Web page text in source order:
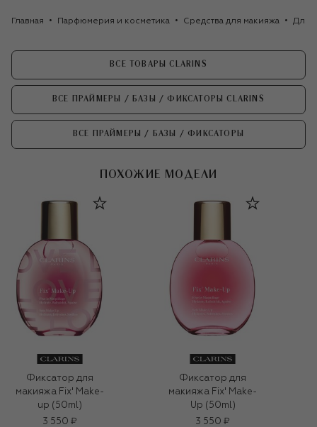
Главная Парфюмерия и косметика Средства для макияжа Для
ВСЕ ТОВАРЫ CLARINS
ВСЕ ПРАЙМЕРЫ / БАЗЫ / ФИКСАТОРЫ CLARINS
ВСЕ ПРАЙМЕРЫ / БАЗЫ / ФИКСАТОРЫ
ПОХОЖИЕ МОДЕЛИ
Фиксатор для
макияжа Fix' Make-
up (50ml)
3 550 ₽
Фиксатор для
макияжа Fix' Make-
Up (50ml)
3 550 ₽